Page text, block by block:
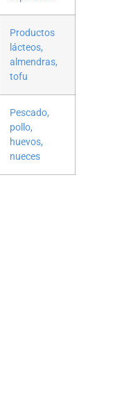
Productos
lácteos,
almendras,
tofu
Pescado,
pollo,
huevos,
nueces